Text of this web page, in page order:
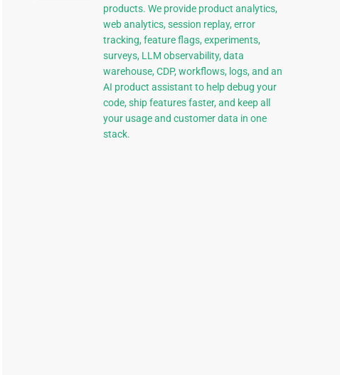
products. We provide product analytics,
web analytics, session replay, error
tracking, feature flags, experiments,
surveys, LLM observability, data
warehouse, CDP, workflows, logs, and an
AI product assistant to help debug your
code, ship features faster, and keep all
your usage and customer data in one
stack.